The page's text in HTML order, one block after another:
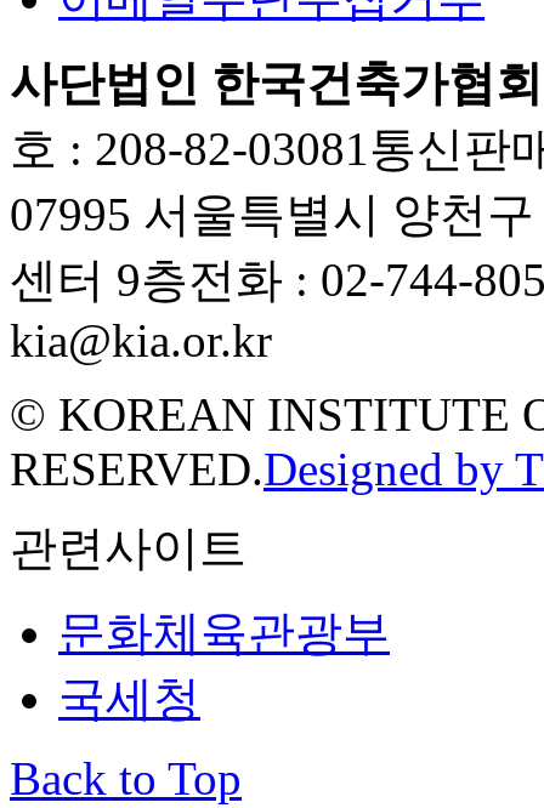
사단법인 한국건축가협회
호 : 208-82-03081 통신판
07995 서울특별시 양천
센터 9층전화 : 02-744-
kia@kia.or.kr
© KOREAN INSTITUTE
RESERVED.Designed by
관련사이트
문화체육관광부
국세청
Back to Top